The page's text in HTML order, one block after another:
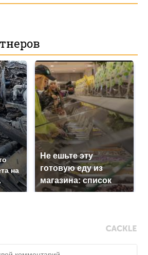
на
Не ешьте эту
готовую еду из
магазина: список